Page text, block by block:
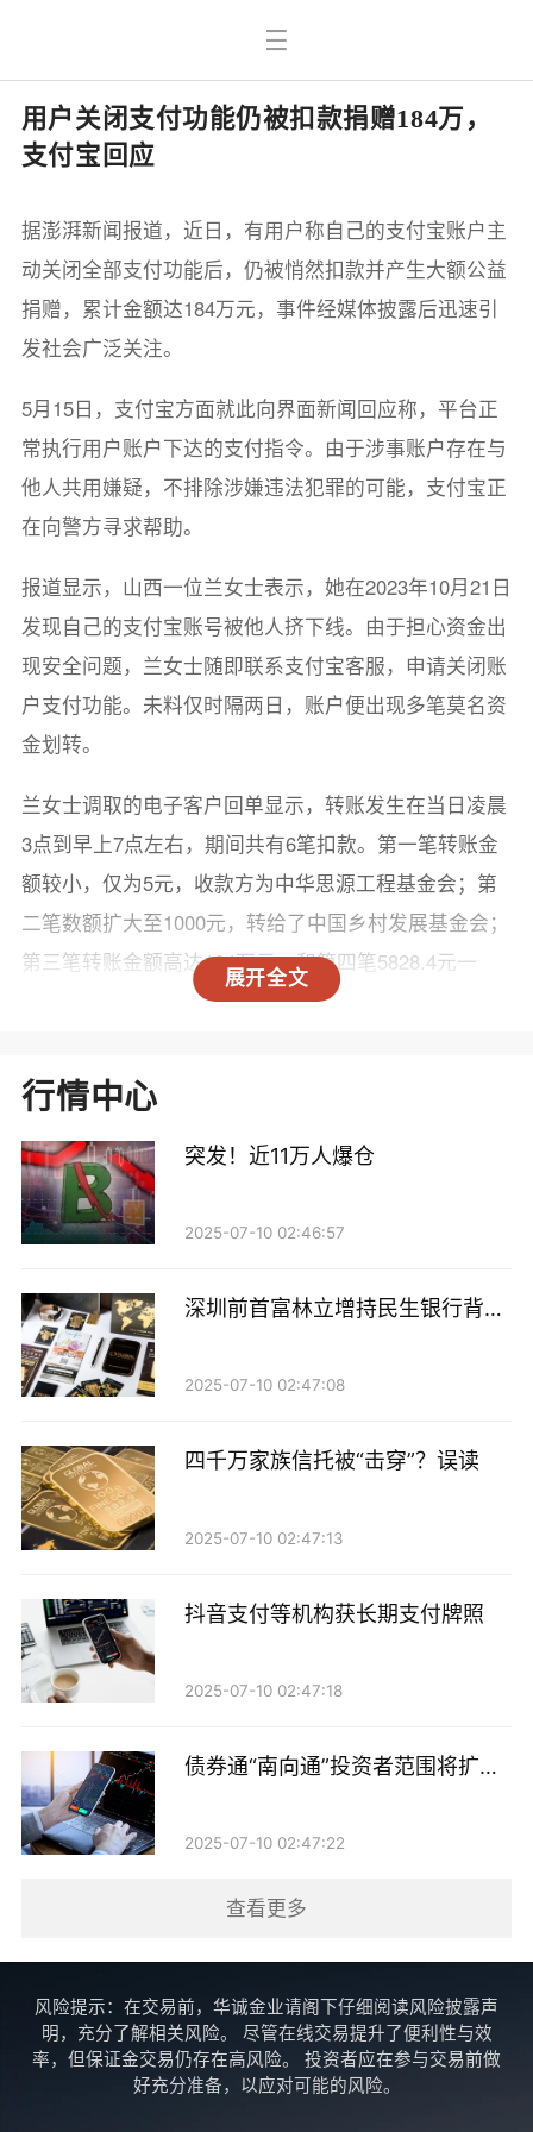
用户关闭支付功能仍被扣款捐赠184万，
支付宝回应
展开全文
据澎湃新闻报道，近日，有用户称自己的支付宝账户主
动关闭全部支付功能后，仍被悄然扣款并产生大额公益
捐赠，累计金额达184万元，事件经媒体披露后迅速引
发社会广泛关注。
5月15日，支付宝方面就此向界面新闻回应称，平台正
常执行用户账户下达的支付指令。由于涉事账户存在与
他人共用嫌疑，不排除涉嫌违法犯罪的可能，支付宝正
在向警方寻求帮助。
报道显示，山西一位兰女士表示，她在2023年10月21日
发现自己的支付宝账号被他人挤下线。由于担心资金出
现安全问题，兰女士随即联系支付宝客服，申请关闭账
户支付功能。未料仅时隔两日，账户便出现多笔莫名资
金划转。
兰女士调取的电子客户回单显示，转账发生在当日凌晨
3点到早上7点左右，期间共有6笔扣款。第一笔转账金
额较小，仅为5元，收款方为中华思源工程基金会；第
二笔数额扩大至1000元，转给了中国乡村发展基金会；
第三笔转账金额高达184万元，和第四笔5828.4元一
样，均转给了中国乡村发展基金会。值得注意的是，这
则发生5点到7点，转账金额分别为102.6元和30元，收
款方为贵州省慈善总会。
由于支付宝方面未能有效解决，兰女士此后曾向警方求
助，但未有立案进展。
题给出的答复意见书提及，涉及的6笔交易中，其中5笔
交易为使用电脑验证支付密码完成的交易，其余1笔交
易是用手机完成。
经中国人民银行上海分行了解，支付宝支付功能关闭的
情况下，用户在消费、转账等场景无法支付；但在公益
捐赠场景，仍保留了付款的功能。
该行表示，发现支付宝存在未及时向消费者披露服务特
性的问题，违反相关规定，已要求支付宝公司进行支付
服务优化改进。未发现支付宝公司存在其他违反中国人
另据澎湃新闻消息，涉事基金会人员称，所收到的款项
用于公益且执行完毕，支付宝公司核对捐赠行为反馈为
“正常”。
这并非国内第三方支付平台首次出现关闭支付权限后仍
体曾报道，有部分用户关闭免密支付、锁定账户支付功
能后，仍被平台商户自动续费、隐性扣费，他们在不知
情情况下长期被小额高频扣款，累计金额从数千元至上
行情中心
突发！近11万人爆仓
2025-07-10 02:46:57
深圳前首富林立增持民生银行背后
2025-07-10 02:47:08
四千万家族信托被“击穿”？误读
2025-07-10 02:47:13
抖音支付等机构获长期支付牌照
2025-07-10 02:47:18
债券通“南向通”投资者范围将扩至
2025-07-10 02:47:22
查看更多
风险提示：在交易前，华诚金业请阁下仔细阅读风险披露声
明，充分了解相关风险。 尽管在线交易提升了便利性与效
率，但保证金交易仍存在高风险。 投资者应在参与交易前做
好充分准备，以应对可能的风险。